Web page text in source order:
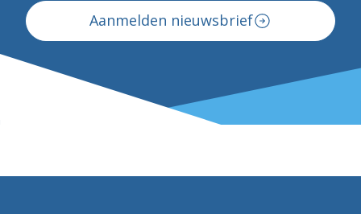
Aanmelden nieuwsbrief